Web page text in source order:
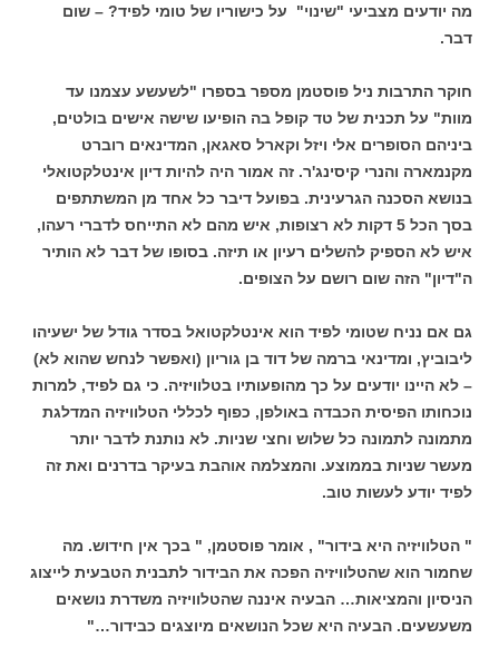
מה יודעים מצביעי "שינוי" על כישוריו של טומי לפיד? – שום
דבר.
חוקר התרבות ניל פוסטמן מספר בספרו "לשעשע עצמנו עד
מוות" על תכנית של טד קופל בה הופיעו שישה אישים בולטים,
ביניהם הסופרים אלי ויזל וקארל סאגאן, המדינאים רוברט
מקנמארה והנרי קיסינג'ר. זה אמור היה להיות דיון אינטלקטואלי
בנושא הסכנה הגרעינית. בפועל דיבר כל אחד מן המשתתפים
בסך הכל 5 דקות לא רצופות, איש מהם לא התייחס לדברי רעהו,
איש לא הספיק להשלים רעיון או תיזה. בסופו של דבר לא הותיר
ה"דיון" הזה שום רושם על הצופים.
גם אם נניח שטומי לפיד הוא אינטלקטואל בסדר גודל של ישעיהו
ליבוביץ, ומדינאי ברמה של דוד בן גוריון (ואפשר לנחש שהוא לא)
– לא היינו יודעים על כך מהופעותיו בטלוויזיה. כי גם לפיד, למרות
נוכחותו הפיסית הכבדה באולפן, כפוף לכללי הטלוויזיה המדלגת
מתמונה לתמונה כל שלוש וחצי שניות. לא נותנת לדבר יותר
מעשר שניות בממוצע. והמצלמה אוהבת בעיקר בדרנים ואת זה
לפיד יודע לעשות טוב.
" הטלוויזיה היא בידור" , אומר פוסטמן, " בכך אין חידוש. מה
שחמור הוא שהטלוויזיה הפכה את הבידור לתבנית הטבעית לייצוג
הניסיון והמציאות… הבעיה איננה שהטלוויזיה משדרת נושאים
משעשעים. הבעיה היא שכל הנושאים מיוצגים כבידור…"